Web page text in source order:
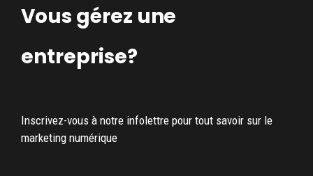
Vous gérez une
entreprise?
Inscrivez-vous à notre infolettre pour tout savoir sur le
marketing numérique